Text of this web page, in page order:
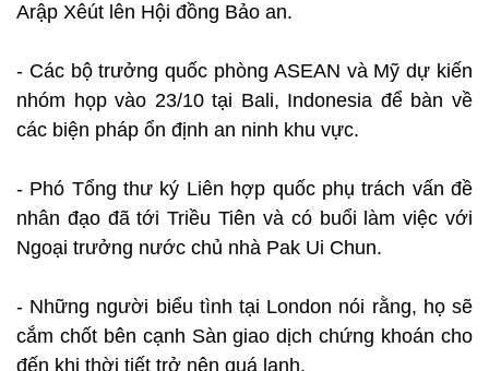
Arập Xêút lên Hội đồng Bảo an.
- Các bộ trưởng quốc phòng ASEAN và Mỹ dự kiến
nhóm họp vào 23/10 tại Bali, Indonesia để bàn về
các biện pháp ổn định an ninh khu vực.
- Phó Tổng thư ký Liên hợp quốc phụ trách vấn đề
nhân đạo đã tới Triều Tiên và có buổi làm việc với
Ngoại trưởng nước chủ nhà Pak Ui Chun.
- Những người biểu tình tại London nói rằng, họ sẽ
cắm chốt bên cạnh Sàn giao dịch chứng khoán cho
đến khi thời tiết trở nên quá lạnh.